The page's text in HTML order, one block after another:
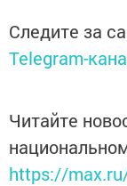
Следите за
Telegram-
Читайте
https://